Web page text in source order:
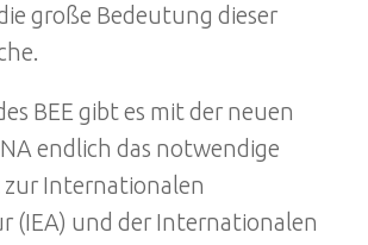
große Bedeutung dieser
BEE gibt es mit der neuen
endlich das notwendige
zur Internationalen
(IEA) und der Internationalen